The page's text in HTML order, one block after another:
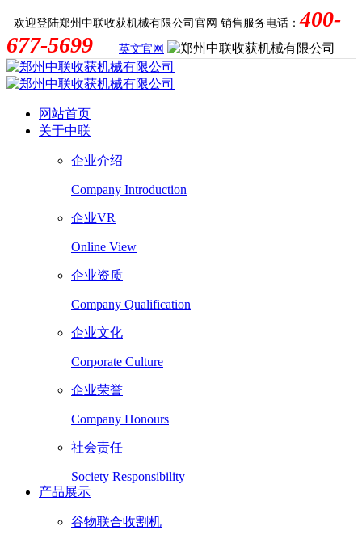
欢迎登陆郑州中联收获机械有限公司官网 销售服务电话：400-
677-5699
英文官网
网站首页
关于中联
企业介绍
Company Introduction
企业VR
Online View
企业资质
Company Qualification
企业文化
Corporate Culture
企业荣誉
Company Honours
社会责任
Society Responsibility
产品展示
谷物联合收割机